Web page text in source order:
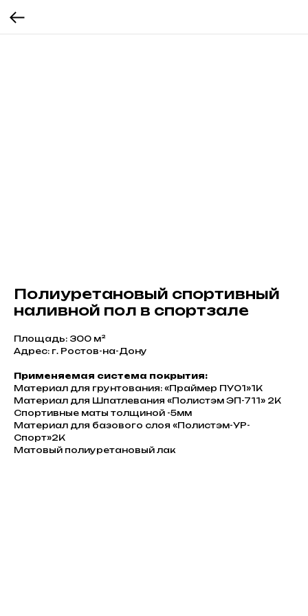
Полиуретановый спортивный
наливной пол в спортзале
Площадь: 300 м²
Адрес: г. Ростов-на-Дону
Применяемая система покрытия:
Материал для грунтования: «Праймер ПУ01»1К
Материал для Шпатлевания «Полистэм ЭП-711» 2К
Спортивные маты толщиной -5мм
Материал для базового слоя «Полистэм-УР-
Спорт»2К
Матовый полиуретановый лак